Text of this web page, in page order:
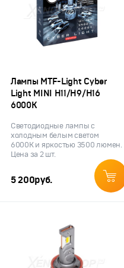
Лампы MTF-Light Cyber
Light MINI H11/H9/H16
6000К
Светодиодные лампы с
холодным белым светом
6000K и яркостью 3500 люмен.
Цена за 2 шт.
5 200руб.